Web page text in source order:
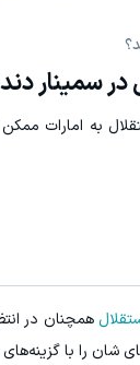
سمینار
به امارات
همچنان در
را با